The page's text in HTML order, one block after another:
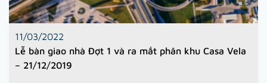
11/03/2022
Lễ bàn giao nhà Đợt 1 và ra mắt phân khu Casa Vela
– 21/12/2019